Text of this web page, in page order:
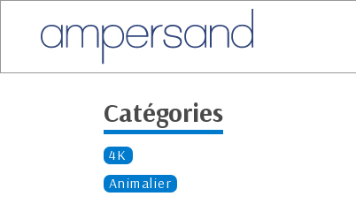
Catégories
4K
Animalier